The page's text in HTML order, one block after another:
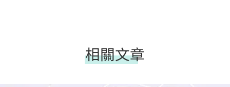
相關文章